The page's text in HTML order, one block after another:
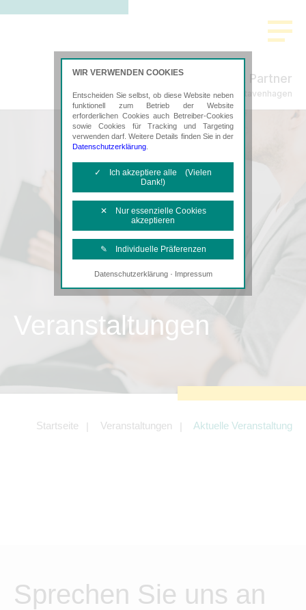
Freund & Partner
Steuerberatung in Stavenhagen
Veranstaltungen
Startseite Veranstaltungen Aktuelle Veranstaltung
Sprechen Sie uns an
WIR VERWENDEN COOKIES
Entscheiden Sie selbst, ob diese Website neben
funktionell zum Betrieb der Website
erforderlichen Cookies auch Betreiber-Cookies
sowie Cookies für Tracking und Targeting
verwenden darf. Weitere Details finden Sie in der
Datenschutzerklärung
✓ Ich akzeptiere alle (Vielen
Dank!)
✕ Nur essenzielle Cookies
akzeptieren
✎ Individuelle Präferenzen
Notwendige Cookies
Diese Cookies sind erforderlich, um die
Tracking- und Targeting-Cookies
Angebotes einschließlich der
Angeboten von z.B. Facebook und
LinkedIn.
Datenschutzerklärung· Impressum